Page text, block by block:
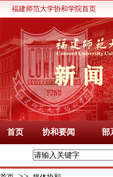
福建师范大学协和学院首页
首页 协和要闻 部